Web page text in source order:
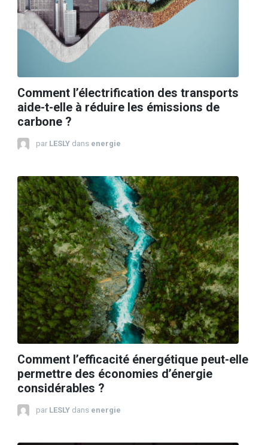
Comment l’électrification des transports
aide-t-elle à réduire les émissions de
carbone ?
par LESLY dans energie
Comment l’efficacité énergétique peut-elle
permettre des économies d’énergie
considérables ?
par LESLY dans energie